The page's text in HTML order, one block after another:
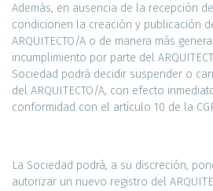
Además, en ausencia de la recepción
condicionen la creación y publicación
ARQUITECTO/A o de manera más
incumplimiento por parte del
Sociedad podrá decidir suspender o
del ARQUITECTO/A, con efecto
conformidad con el artículo 10 de la
La Sociedad podrá, a su discreción,
autorizar un nuevo registro del